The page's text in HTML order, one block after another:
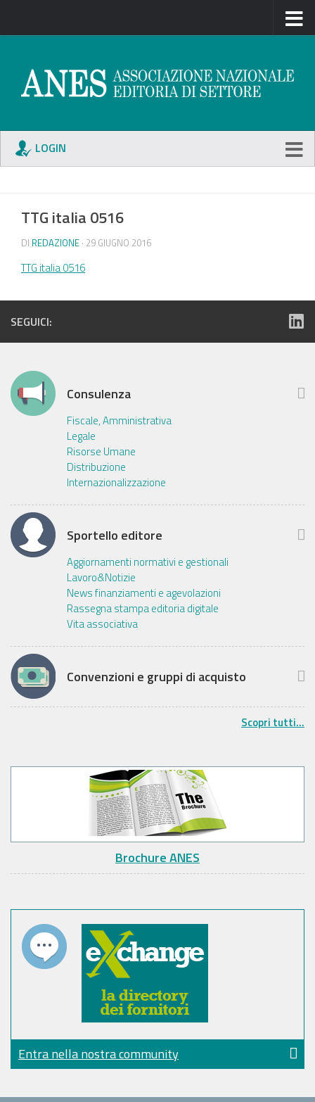
LOGIN
TTG italia 0516
DI REDAZIONE · 29 GIUGNO 2016
TTG italia 0516
SEGUICI:
Consulenza
Fiscale, Amministrativa
Legale
Risorse Umane
Distribuzione
Internazionalizzazione
Sportello editore
Aggiornamenti normativi e gestionali
Lavoro&Notizie
News finanziamenti e agevolazioni
Rassegna stampa editoria digitale
Vita associativa
Convenzioni e gruppi di acquisto
Scopri tutti...
Brochure ANES
Entra nella nostra community